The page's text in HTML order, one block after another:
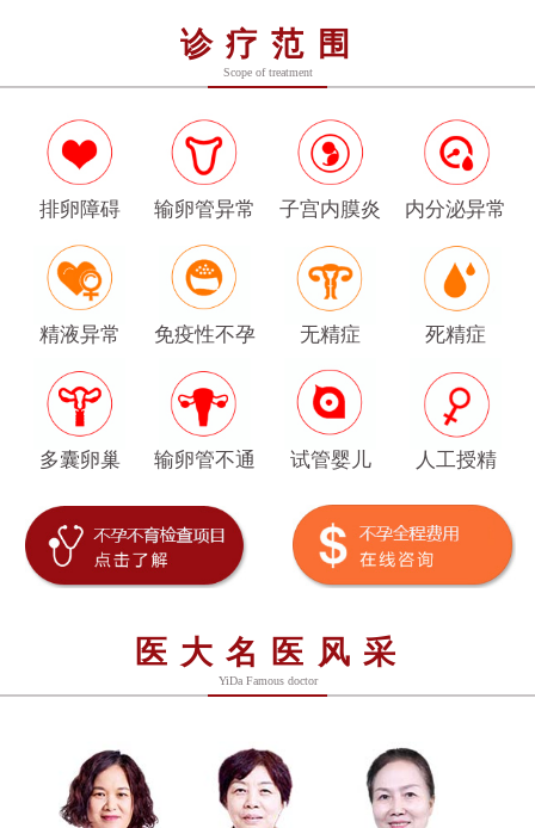
诊疗范围
Scope of treatment
排卵障碍 输卵管异常 子宫内膜炎 内分泌异常
精液异常 免疫性不孕 无精症 死精症
多囊卵巢 输卵管不通 试管婴儿 人工授精
医大名医风采
YiDa Famous doctor